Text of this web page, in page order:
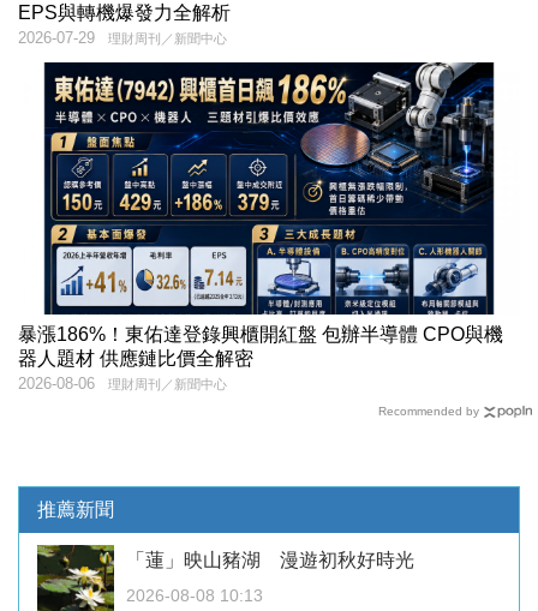
EPS與轉機爆發力全解析
理財周刊／新聞中心
2026-07-29
暴漲186%！東佑達登錄興櫃開紅盤 包辦半導體 CPO與機
器人題材 供應鏈比價全解密
理財周刊／新聞中心
2026-08-06
Recommended by
推薦新聞
「蓮」映山豬湖 漫遊初秋好時光
2026-08-08 10:13